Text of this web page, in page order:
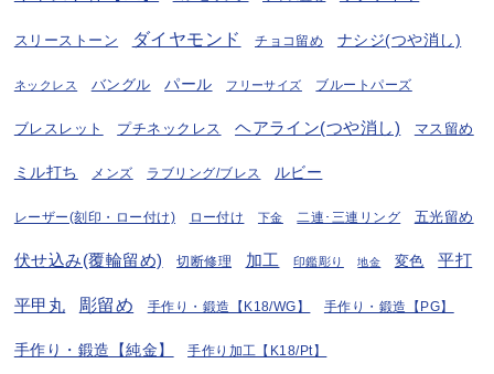
スリーストーン ダイヤモンド チョコ留め ナシジ(つや消し)
ネックレス バングル パール フリーサイズ ブルートパーズ
ブレスレット プチネックレス ヘアライン(つや消し) マス留め
ミル打ち メンズ ラブリング/ブレス ルビー
レーザー(刻印・ロー付け) ロー付け 下金 二連･三連リング 五光留め
伏せ込み(覆輪留め) 切断修理 加工 印鑑彫り 地金 変色 平打
平甲丸 彫留め 手作り・鍛造【K18/WG】 手作り・鍛造【PG】
手作り・鍛造【純金】 手作り加工【K18/Pt】